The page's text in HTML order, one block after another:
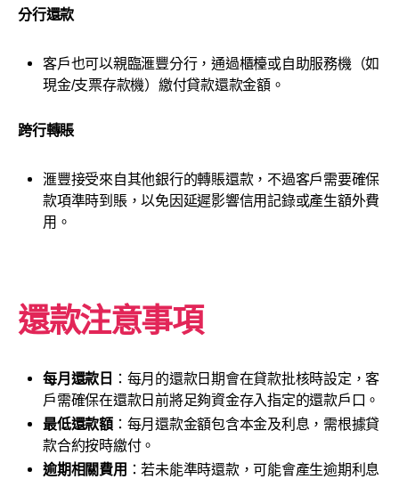
分行還款
客戶也可以親臨滙豐分行，通過櫃檯或自助服務機（如
現金/支票存款機）繳付貸款還款金額。
跨行轉賬
滙豐接受來自其他銀行的轉賬還款，不過客戶需要確保
款項準時到賬，以免因延遲影響信用記錄或產生額外費
用。
還款注意事項
每月還款日 ：每月的還款日期會在貸款批核時設定，客
戶需確保在還款日前將足夠資金存入指定的還款戶口。
最低還款額：每月還款金額包含本金及利息，需根據貸
款合約按時繳付。
逾期相關費用 ：若未能準時還款，可能會產生逾期利息